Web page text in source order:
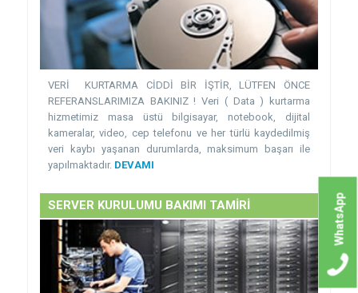
VERİ KURTARMA CİDDİ BİR İŞTİR, LÜTFEN ÖNCE
REFERANSLARIMIZA BAKINIZ ! Veri ( Data ) kurtarma
hizmetimiz masa üstü bilgisayar, notebook, dijital
kameralar, video, cep telefonu ve her türlü kaydedilmiş
veri kaybı yaşanan durumlarda, maksimum başarı ile
yapılmaktadır. DEVAMI
SERVER KURULUMU BAKIMI TAMİRİ WhatsApp